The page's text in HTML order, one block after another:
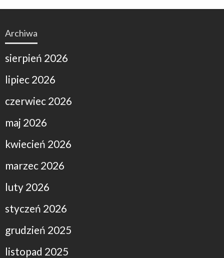
Archiwa
sierpień 2026
lipiec 2026
czerwiec 2026
maj 2026
kwiecień 2026
marzec 2026
luty 2026
styczeń 2026
grudzień 2025
listopad 2025